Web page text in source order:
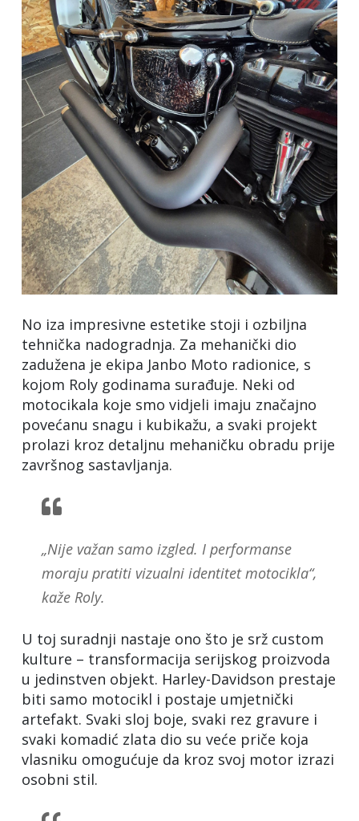
No iza impresivne estetike stoji i ozbiljna
tehnička nadogradnja. Za mehanički dio
zadužena je ekipa Janbo Moto radionice, s
kojom Roly godinama surađuje. Neki od
motocikala koje smo vidjeli imaju značajno
povećanu snagu i kubikažu, a svaki projekt
prolazi kroz detaljnu mehaničku obradu prije
završnog sastavljanja.
„Nije važan samo izgled. I performanse
moraju pratiti vizualni identitet motocikla“,
kaže Roly.
U toj suradnji nastaje ono što je srž custom
kulture – transformacija serijskog proizvoda
u jedinstven objekt. Harley-Davidson prestaje
biti samo motocikl i postaje umjetnički
artefakt. Svaki sloj boje, svaki rez gravure i
svaki komadić zlata dio su veće priče koja
vlasniku omogućuje da kroz svoj motor izrazi
osobni stil.